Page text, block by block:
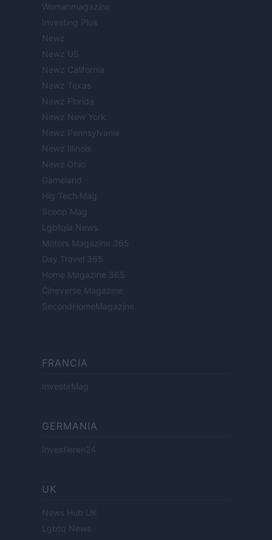
Womanmagazine
Investing Plus
Newz
Newz US
Newz California
Newz Texas
Newz Florida
Newz New York
Newz Pennsylvania
Newz Illinois
Newz Ohio
Gameland
Hig Tech Mag
Scoop Mag
Lgbtqia News
Motors Magazine 365
Day Travel 365
Home Magazine 365
Cineverse Magazine
SecondHomeMagazine
FRANCIA
InvestirMag
GERMANIA
Investieren24
UK
News Hub UK
Lgbtq News